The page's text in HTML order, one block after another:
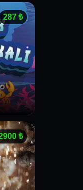
287₺
₺